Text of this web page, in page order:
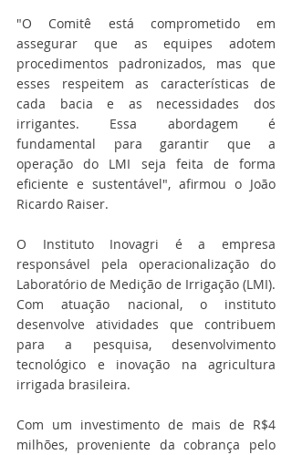
"O Comitê está comprometido em
assegurar que as equipes adotem
procedimentos padronizados, mas que
esses respeitem as características de
cada bacia e as necessidades dos
irrigantes. Essa abordagem é
fundamental para garantir que a
operação do LMI seja feita de forma
eficiente e sustentável", afirmou o João
Ricardo Raiser.
O Instituto Inovagri é a empresa
responsável pela operacionalização do
Laboratório de Medição de Irrigação (LMI).
Com atuação nacional, o instituto
desenvolve atividades que contribuem
para a pesquisa, desenvolvimento
tecnológico e inovação na agricultura
irrigada brasileira.
Com um investimento de mais de R$4
milhões, proveniente da cobrança pelo